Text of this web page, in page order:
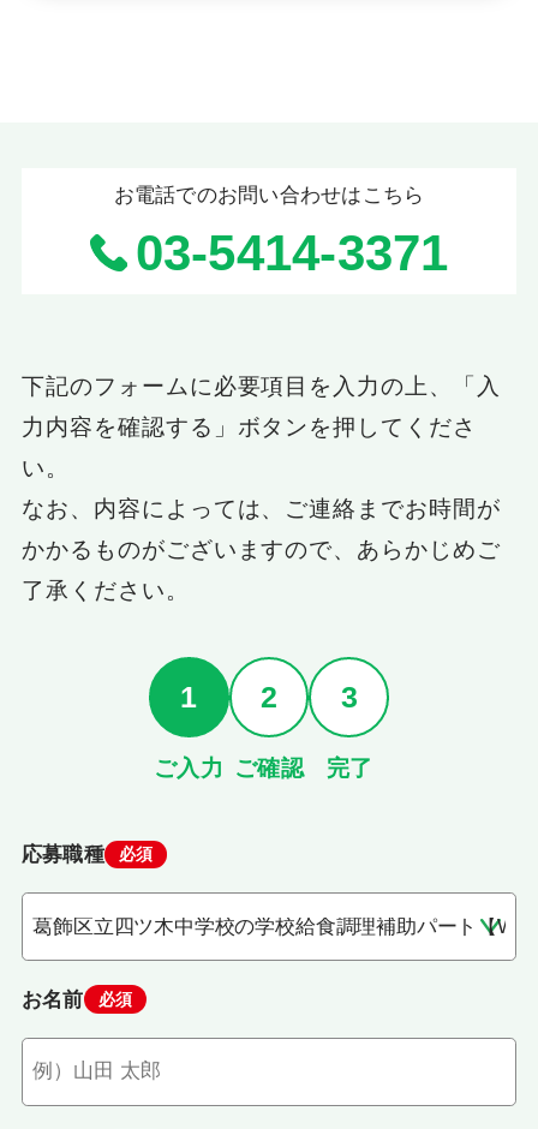
お電話でのお問い合わせはこちら
03-5414-3371
下記のフォームに必要項目を入力の上、「入
力内容を確認する」ボタンを押してくださ
い。
なお、内容によっては、ご連絡までお時間が
かかるものがございますので、あらかじめご
了承ください。
1
ご入力
2
ご確認
3
完了
応募職種 必須
お名前 必須